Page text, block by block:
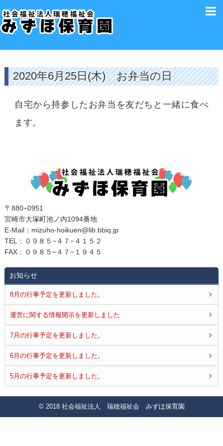
2020年6月25日(木) お弁当の日
自宅から持参したお弁当を友だちと一緒に食べ
ます。
〒880−0951
宮崎市大塚町池ノ内1094番地
E‐Mail：mizuho-hoikuen@lib.bbiq.jp
TEL：０９８５−４７−４１５２
FAX：０９８５−４７−１９４５
お知らせ
8月の行事予定を更新しました。
運営に関する情報開示を更新しました
7月の行事予定を更新しました。
6月の行事予定を更新しました。
5月の行事予定を更新しました。
© 2018 社会福祉法人 瑞穂福祉会 みずほ保育園